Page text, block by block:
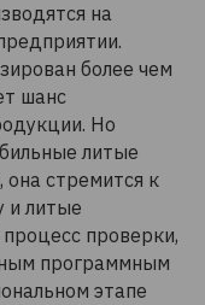
на
более чем
шанс
Но
литые
она стремится к
и литые
проверки,
программным
этапе